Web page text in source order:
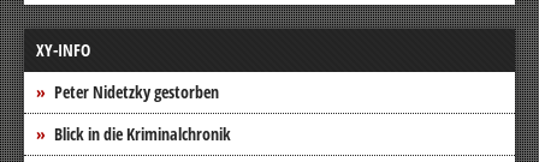
XY-INFO
Peter Nidetzky gestorben
Blick in die Kriminalchronik